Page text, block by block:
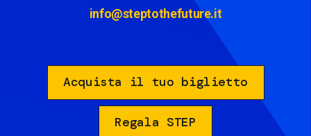
info@steptothefuture.it
Acquista il tuo biglietto
Regala STEP